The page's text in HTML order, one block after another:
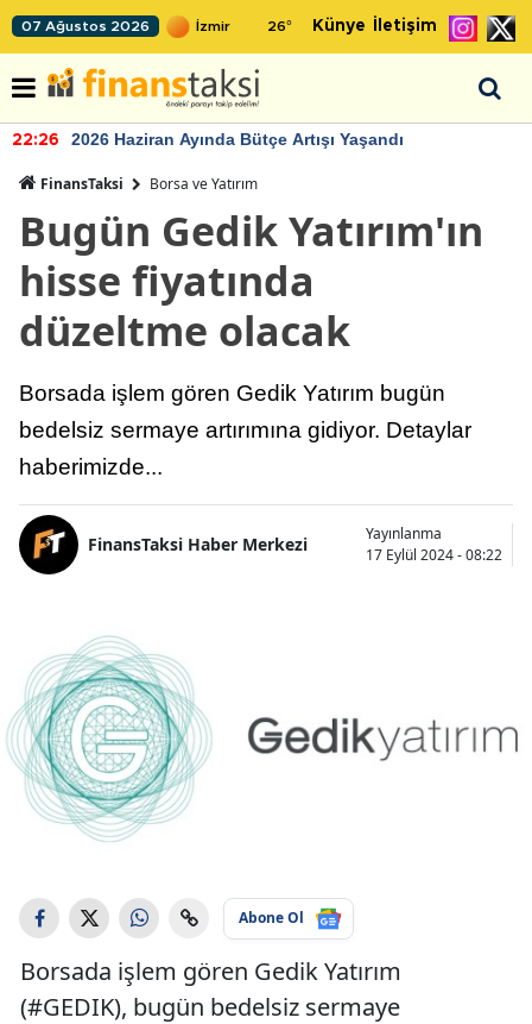
07 Ağustos 2026 26° Künye İletişim
22:26 2026 Haziran Ayında Bütçe Artışı Yaşandı
FinansTaksi Borsa ve Yatırım
Bugün Gedik Yatırım'ın
hisse fiyatında
düzeltme olacak
Borsada işlem gören Gedik Yatırım bugün
bedelsiz sermaye artırımına gidiyor. Detaylar
haberimizde...
FinansTaksi Haber Merkezi
Yayınlanma
17 Eylül 2024 - 08:22
Abone Ol
Borsada işlem gören Gedik Yatırım
(#GEDIK), bugün bedelsiz sermaye